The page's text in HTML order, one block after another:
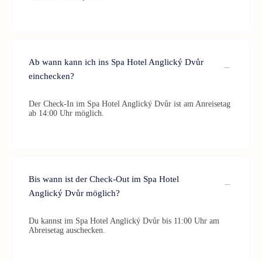
Ab wann kann ich ins Spa Hotel Anglický Dvůr
einchecken?
Der Check-In im Spa Hotel Anglický Dvůr ist am Anreisetag
ab 14:00 Uhr möglich.
Bis wann ist der Check-Out im Spa Hotel
Anglický Dvůr möglich?
Du kannst im Spa Hotel Anglický Dvůr bis 11:00 Uhr am
Abreisetag auschecken.